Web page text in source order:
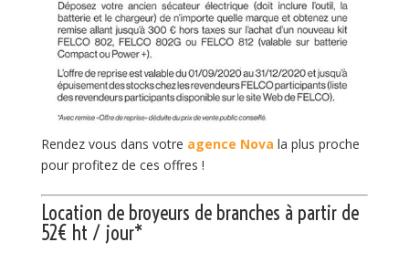
Rendez vous dans votre agence Nova la plus proche
pour profitez de ces offres !
Location de broyeurs de branches à partir de
52€ ht / jour*